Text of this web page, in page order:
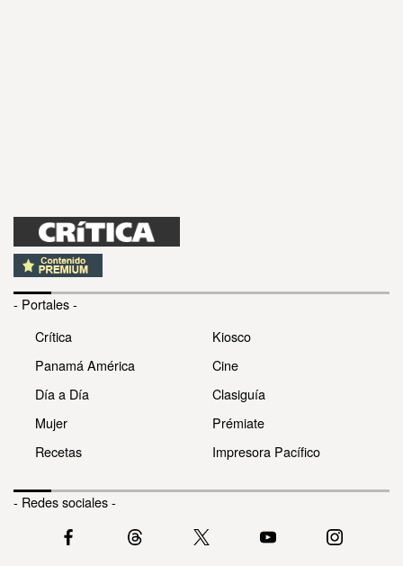
- Portales -
Crítica
Panamá América
Día a Día
Mujer
Recetas
Kiosco
Cine
Clasiguía
Prémiate
Impresora Pacífico
- Redes sociales -